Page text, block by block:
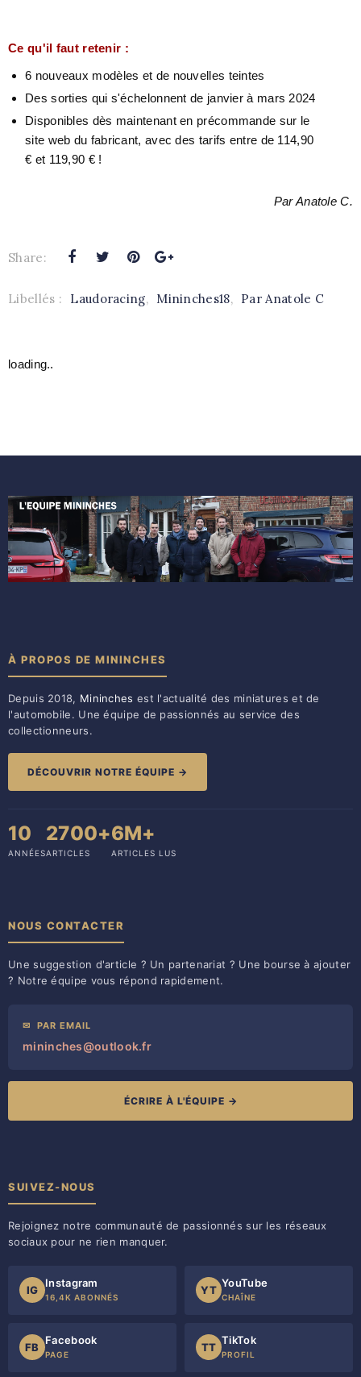
Ce qu'il faut retenir :
6 nouveaux modèles et de nouvelles teintes
Des sorties qui s'échelonnent de janvier à mars 2024
Disponibles dès maintenant en précommande sur le
site web du fabricant, avec des tarifs entre de 114,90
€ et 119,90 € !
Par Anatole C.
Share:
Libellés : Laudoracing, Mininches18, Par Anatole C
loading..
À PROPOS DE MININCHES
Depuis 2018, Mininches est l'actualité des miniatures et de
l'automobile. Une équipe de passionnés au service des
collectionneurs.
DÉCOUVRIR NOTRE ÉQUIPE →
10
ANNÉES
2700+
ARTICLES
6M+
ARTICLES LUS
NOUS CONTACTER
Une suggestion d'article ? Un partenariat ? Une bourse à ajouter
? Notre équipe vous répond rapidement.
✉ PAR EMAIL
mininches@outlook.fr
ÉCRIRE À L'ÉQUIPE →
SUIVEZ-NOUS
Rejoignez notre communauté de passionnés sur les réseaux
sociaux pour ne rien manquer.
IG
Instagram
16,4K ABONNÉS
YT
YouTube
CHAÎNE
FB
Facebook
PAGE
TT
TikTok
PROFIL